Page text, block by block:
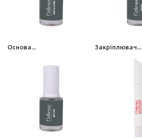
Основа... Закріплювач...